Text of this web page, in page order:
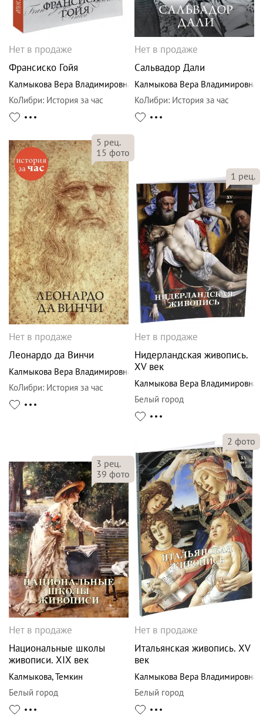
Нет в продаже
Франсиско Гойя
Калмыкова Вера Владимировна
КоЛибри: История за час
Нет в продаже
Сальвадор Дали
Калмыкова Вера Владимировна
КоЛибри: История за час
5 рец.
15 фото
Нет в продаже
Леонардо да Винчи
Калмыкова Вера Владимировна
КоЛибри: История за час
1 рец.
Нет в продаже
Нидерландская живопись.
XV век
Калмыкова Вера Владимировна
Белый город
3 рец.
39 фото
Нет в продаже
Национальные школы
живописи. XIX век
Калмыкова,Темкин
Белый город
2 фото
Нет в продаже
Итальянская живопись. XV
век
Калмыкова Вера Владимировна
Белый город